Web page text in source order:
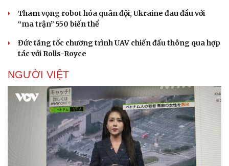
Tham vọng robot hóa quân đội, Ukraine đau đầu với
“ma trận” 550 biến thể
Đức tăng tốc chương trình UAV chiến đấu thông qua hợp
tác với Rolls-Royce
NGƯỜI VIỆT